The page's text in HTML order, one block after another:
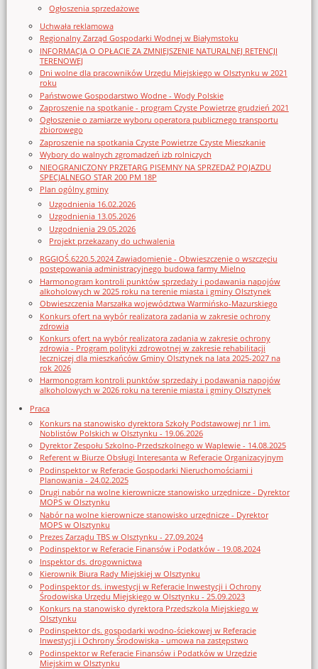
Ogłoszenia sprzedażowe
Uchwała reklamowa
Regionalny Zarząd Gospodarki Wodnej w Białymstoku
INFORMACJA O OPŁACIE ZA ZMNIEJSZENIE NATURALNEJ RETENCJI
TERENOWEJ
Dni wolne dla pracowników Urzędu Miejskiego w Olsztynku w 2021
roku
Państwowe Gospodarstwo Wodne - Wody Polskie
Zaproszenie na spotkanie - program Czyste Powietrze grudzień 2021
Ogłoszenie o zamiarze wyboru operatora publicznego transportu
zbiorowego
Zaproszenie na spotkania Czyste Powietrze Czyste Mieszkanie
Wybory do walnych zgromadzeń izb rolniczych
NIEOGRANICZONY PRZETARG PISEMNY NA SPRZEDAŻ POJAZDU
SPECJALNEGO STAR 200 PM 18P
Plan ogólny gminy
Uzgodnienia 16.02.2026
Uzgodnienia 13.05.2026
Uzgodnienia 29.05.2026
Projekt przekazany do uchwalenia
RGGIOŚ.6220.5.2024 Zawiadomienie - Obwieszczenie o wszczęciu
postępowania administracyjnego budowa farmy Mielno
Harmonogram kontroli punktów sprzedaży i podawania napojów
alkoholowych w 2025 roku na terenie miasta i gminy Olsztynek
Obwieszczenia Marszałka województwa Warmińsko-Mazurskiego
Konkurs ofert na wybór realizatora zadania w zakresie ochrony
zdrowia
Konkurs ofert na wybór realizatora zadania w zakresie ochrony
zdrowia - Program polityki zdrowotnej w zakresie rehabilitacji
leczniczej dla mieszkańców Gminy Olsztynek na lata 2025-2027 na
rok 2026
Harmonogram kontroli punktów sprzedaży i podawania napojów
alkoholowych w 2026 roku na terenie miasta i gminy Olsztynek
Praca
Konkurs na stanowisko dyrektora Szkoły Podstawowej nr 1 im.
Noblistów Polskich w Olsztynku - 19.06.2026
Dyrektor Zespołu Szkolno-Przedszkolnego w Waplewie - 14.08.2025
Referent w Biurze Obsługi Interesanta w Referacie Organizacyjnym
Podinspektor w Referacie Gospodarki Nieruchomościami i
Planowania - 24.02.2025
Drugi nabór na wolne kierownicze stanowisko urzędnicze - Dyrektor
MOPS w Olsztynku
Nabór na wolne kierownicze stanowisko urzędnicze - Dyrektor
MOPS w Olsztynku
Prezes Zarządu TBS w Olsztynku - 27.09.2024
Podinspektor w Referacie Finansów i Podatków - 19.08.2024
Inspektor ds. drogownictwa
Kierownik Biura Rady Miejskiej w Olsztynku
Podinspektor ds. inwestycji w Referacie Inwestycji i Ochrony
Środowiska Urzędu Miejskiego w Olsztynku - 25.09.2023
Konkurs na stanowisko dyrektora Przedszkola Miejskiego w
Olsztynku
Podinspektor ds. gospodarki wodno-ściekowej w Referacie
Inwestycji i Ochrony Środowiska - umowa na zastępstwo
Podinspektor w Referacie Finansów i Podatków w Urzędzie
Miejskim w Olsztynku